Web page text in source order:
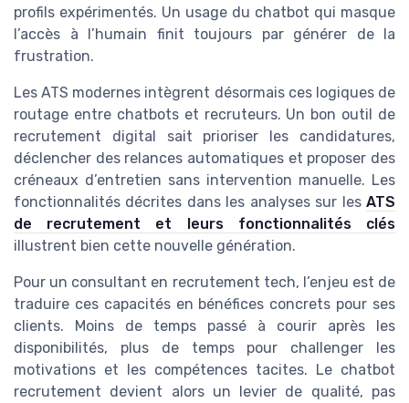
profils expérimentés. Un usage du chatbot qui masque
l’accès à l’humain finit toujours par générer de la
frustration.
Les ATS modernes intègrent désormais ces logiques de
routage entre chatbots et recruteurs. Un bon outil de
recrutement digital sait prioriser les candidatures,
déclencher des relances automatiques et proposer des
créneaux d’entretien sans intervention manuelle. Les
fonctionnalités décrites dans les analyses sur les ATS
de recrutement et leurs fonctionnalités clés
illustrent bien cette nouvelle génération.
Pour un consultant en recrutement tech, l’enjeu est de
traduire ces capacités en bénéfices concrets pour ses
clients. Moins de temps passé à courir après les
disponibilités, plus de temps pour challenger les
motivations et les compétences tacites. Le chatbot
recrutement devient alors un levier de qualité, pas